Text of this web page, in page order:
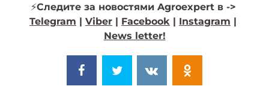
⚡️Следите за новостями Agroexpert в ->
Telegram | Viber | Facebook | Instagram |
News letter!